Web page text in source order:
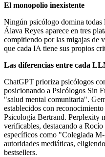
El monopolio inexistente
Ningún psicólogo domina
Álava Reyes aparece en tres
compitiendo por las migajas de
que cada IA tiene sus propios
Las diferencias entre cada
ChatGPT prioriza psicólogos
posicionando a Psicólogos Sin
"salud mental comunitaria".
establecidos con
Psicología Bertrand. Perplexity
verificables, destacando a
específicos como "Colegiada
autoridades mediáticas,
bestsellers.